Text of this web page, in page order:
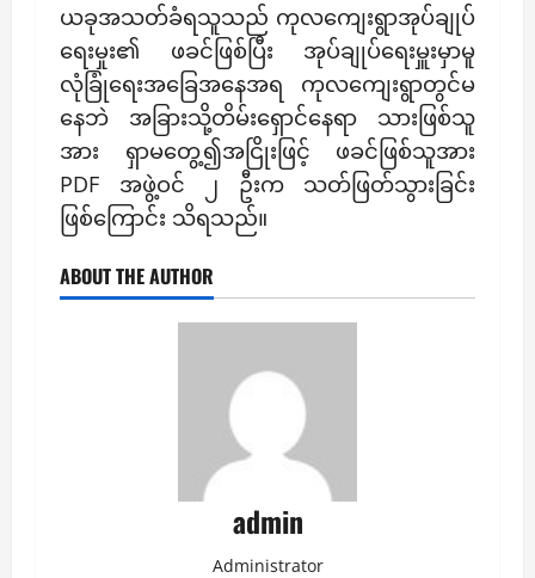
ယခုအသတ်ခံရသူသည် ကုလကျေးရွာအုပ်ချုပ်
ရေးမှုး၏ ဖခင်ဖြစ်ပြီး အုပ်ချုပ်ရေးမှူးမှာမူ
လုံခြုံရေးအခြေအနေအရ ကုလကျေးရွာတွင်မ
နေဘဲ အခြားသို့တိမ်းရှောင်နေရာ သားဖြစ်သူ
အား ရှာမတွေ့၍အငြိုးဖြင့် ဖခင်ဖြစ်သူအား
PDF အဖွဲ့ဝင် ၂ ဦးက သတ်ဖြတ်သွားခြင်း
ဖြစ်ကြောင်း သိရသည်။
ABOUT THE AUTHOR
admin
Administrator